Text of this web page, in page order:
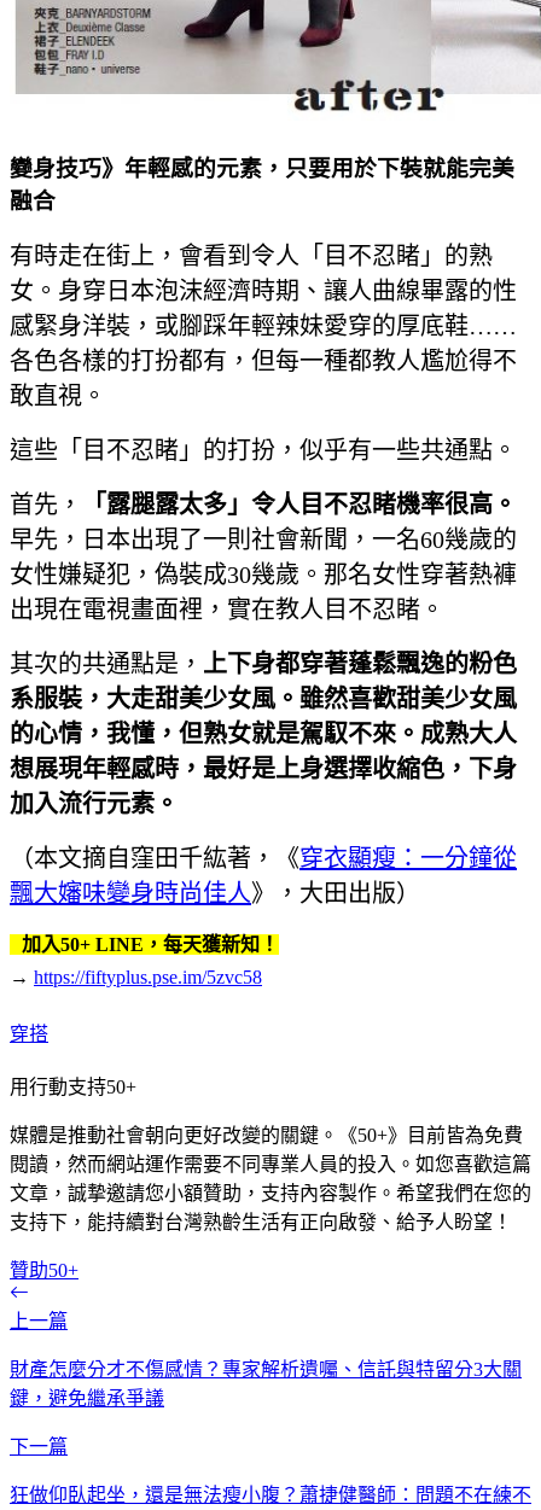
變身技巧》年輕感的元素，只要用於下裝就能完美
融合
有時走在街上，會看到令人「目不忍睹」的熟
女。身穿日本泡沫經濟時期、讓人曲線畢露的性
感緊身洋裝，或腳踩年輕辣妹愛穿的厚底鞋……
各色各樣的打扮都有，但每一種都教人尷尬得不
敢直視。
這些「目不忍睹」的打扮，似乎有一些共通點。
首先，
「露腿露太多」令人目不忍睹機率很高。
早先，日本出現了一則社會新聞，一名60幾歲的
女性嫌疑犯，偽裝成30幾歲。那名女性穿著熱褲
出現在電視畫面裡，實在教人目不忍睹。
其次的共通點是， 上下身都穿著蓬鬆飄逸的粉色
系服裝，大走甜美少女風。雖然喜歡甜美少女風
的心情，我懂，但熟女就是駕馭不來。成熟大人
想展現年輕感時，最好是上身選擇收縮色，下身
加入流行元素。
（本文摘自窪田千紘著，《穿衣顯瘦：一分鐘從
飄大嬸味變身時尚佳人》，大田出版）
加入50+ LINE，每天獲新知！
→ https://fiftyplus.pse.im/5zvc58
穿搭
用行動支持50+
媒體是推動社會朝向更好改變的關鍵。《50+》目前皆為免費
閱讀，然而網站運作需要不同專業人員的投入。如您喜歡這篇
文章，誠摯邀請您小額贊助，支持內容製作。希望我們在您的
支持下，能持續對台灣熟齡生活有正向啟發、給予人盼望！
贊助50+
上一篇
財產怎麼分才不傷感情？專家解析遺囑、信託與特留分3大關
鍵，避免繼承爭議
下一篇
狂做仰臥起坐，還是無法瘦小腹？蕭捷健醫師：問題不在練不